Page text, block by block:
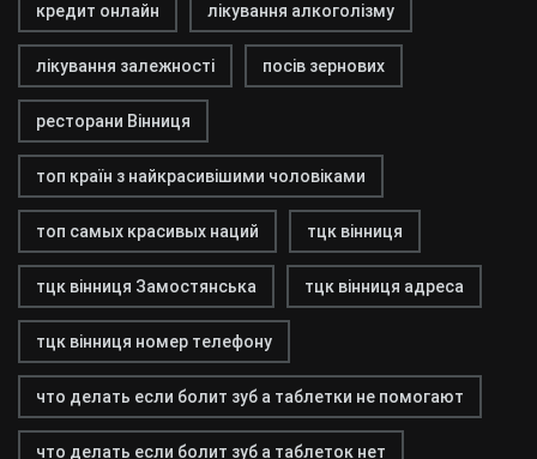
кредит онлайн лікування алкоголізму
лікування залежності посів зернових
ресторани Вінниця
топ країн з найкрасивішими чоловіками
топ самых красивых наций тцк вінниця
тцк вінниця Замостянська тцк вінниця адреса
тцк вінниця номер телефону
что делать если болит зуб а таблетки не помогают
что делать если болит зуб а таблеток нет